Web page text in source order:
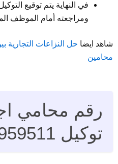
في النهاية يتم توقيع
ومراجعته أمام الموظف
شاهد ايضا
محامين
رقم محامي
توكيل 94959511